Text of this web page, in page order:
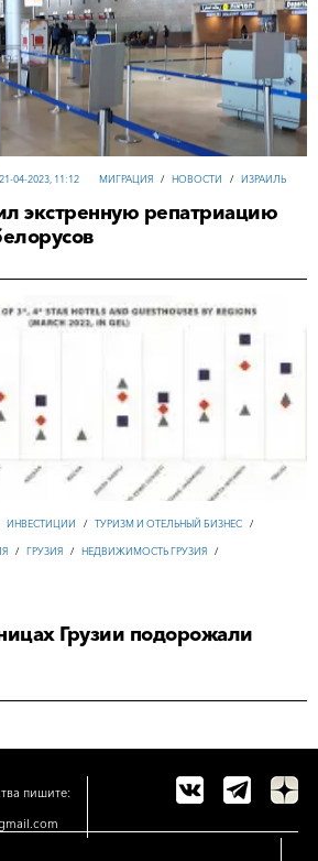
МИГРАЦИЯ / НОВОСТИ / ИЗРАИЛЬ
21-04-2023, 11:12
экстренную репатриацию
ИНВЕСТИЦИИ / ТУРИЗМ И ОТЕЛЬНЫЙ БИЗНЕС /
/ ГРУЗИЯ / НЕДВИЖИМОСТЬ ГРУЗИЯ /
Грузии подорожали
пишите: